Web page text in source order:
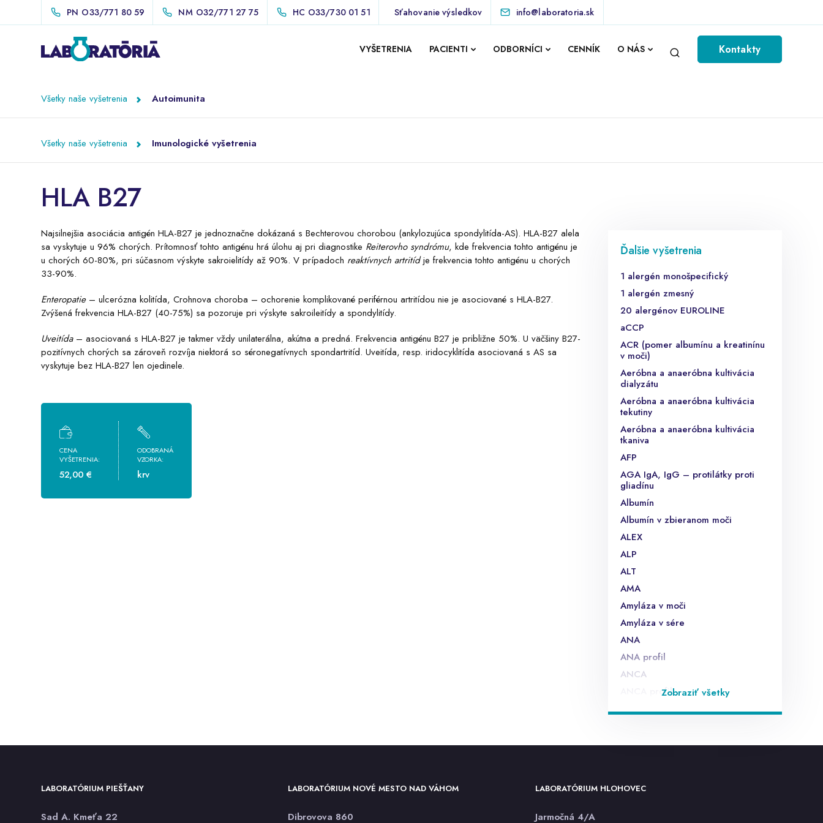
PN O33/771 80 59 NM O32/771 27 75 HC O33/730 01 51 Sťahovanie výsledkov info@laboratoria.sk
VYŠETRENIA PACIENTI ODBORNÍCI CENNÍK O NÁS Kontakty
Všetky naše vyšetrenia Autoimunita
Všetky naše vyšetrenia Imunologické vyšetrenia
HLA B27
Najsilnejšia asociácia antigén HLA-B27 je jednoznačne dokázaná s Bechterovou chorobou (ankylozujúca spondylitída-AS). HLA-B27 alela
sa vyskytuje u 96% chorých. Prítomnosť tohto antigénu hrá úlohu aj pri diagnostike Reiterovho syndrómu, kde frekvencia tohto antigénu je
u chorých 60-80%, pri súčasnom výskyte sakroielitídy až 90%. V prípadoch reaktívnych artritídje frekvencia tohto antigénu u chorých
33-90%.
Enteropatie– ulcerózna kolitída, Crohnova choroba – ochorenie komplikované periférnou artritídou nie je asociované s HLA-B27.
Zvýšená frekvencia HLA-B27 (40-75%) sa pozoruje pri výskyte sakroileitídy a spondylitídy.
Uveitída– asociovaná s HLA-B27 je takmer vždy unilaterálna, akútna a predná. Frekvencia antigénu B27 je približne 50%. U väčšiny B27-
pozitívnych chorých sa zároveň rozvíja niektorá so séronegatívnych spondartritíd. Uveitída, resp. iridocyklitída asociovaná s AS sa
vyskytuje bez HLA-B27 len ojedinele.
CENA
VYŠETRENIA:
52,00 €
ODOBRANÁ
VZORKA:
krv
Ďalšie vyšetrenia
1 alergén monošpecifický
1 alergén zmesný
20 alergénov EUROLINE
aCCP
ACR (pomer albumínu a kreatinínu
v moči)
Aeróbna a anaeróbna kultivácia
dialyzátu
Aeróbna a anaeróbna kultivácia
tekutiny
Aeróbna a anaeróbna kultivácia
tkaniva
AFP
AGA IgA, IgG – protilátky proti
gliadínu
Albumín
Albumín v zbieranom moči
ALEX
ALP
ALT
AMA
Amyláza v moči
Amyláza v sére
ANA
ANA profil
ANCA
ANCA profil
Anti endomyziálne protilátky EMA
Anti sója IgA,IgG
anti TPO
Zobraziť všetky
LABORATÓRIUM PIEŠŤANY
Sad A. Kmeťa 22
LABORATÓRIUM NOVÉ MESTO NAD VÁHOM
Dibrovova 860
LABORATÓRIUM HLOHOVEC
Jarmočná 4/A